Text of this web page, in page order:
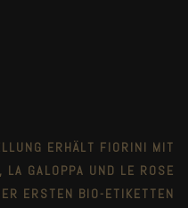
ERHÄLT FIORINI MIT
GALOPPA UND LE ROSE
ERSTEN BIO-ETIKETTEN